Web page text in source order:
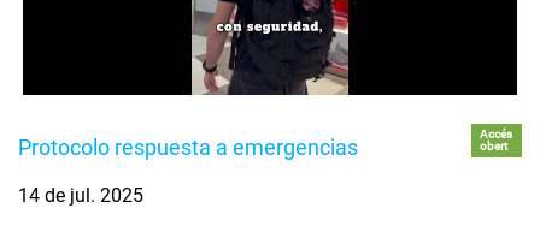
Protocolo respuesta a emergencias
Accés
obert
14 de jul. 2025